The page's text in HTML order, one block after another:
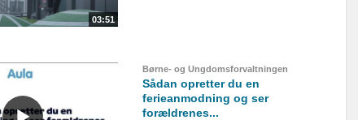
03:51
Børne- og Ungdomsforvaltningen
Sådan opretter du en
ferieanmodning og ser
forældrenes...